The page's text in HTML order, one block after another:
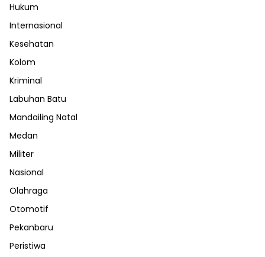
Hukum
Internasional
Kesehatan
Kolom
Kriminal
Labuhan Batu
Mandailing Natal
Medan
Militer
Nasional
Olahraga
Otomotif
Pekanbaru
Peristiwa